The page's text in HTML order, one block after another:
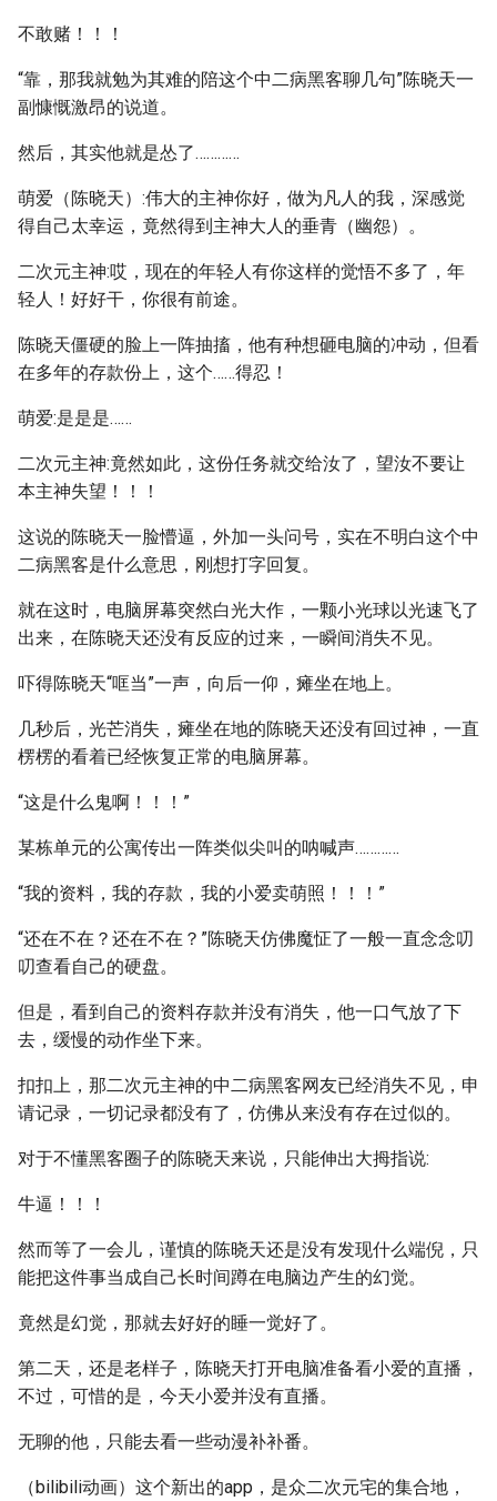
不敢赌！！！
“靠，那我就勉为其难的陪这个中二病黑客聊几句”陈晓天一
副慷慨激昂的说道。
然后，其实他就是怂了…………
萌爱（陈晓天）:伟大的主神你好，做为凡人的我，深感觉
得自己太幸运，竟然得到主神大人的垂青（幽怨）。
二次元主神:哎，现在的年轻人有你这样的觉悟不多了，年
轻人！好好干，你很有前途。
陈晓天僵硬的脸上一阵抽搐，他有种想砸电脑的冲动，但看
在多年的存款份上，这个……得忍！
萌爱:是是是……
二次元主神:竟然如此，这份任务就交给汝了，望汝不要让
本主神失望！！！
这说的陈晓天一脸懵逼，外加一头问号，实在不明白这个中
二病黑客是什么意思，刚想打字回复。
就在这时，电脑屏幕突然白光大作，一颗小光球以光速飞了
出来，在陈晓天还没有反应的过来，一瞬间消失不见。
吓得陈晓天“哐当”一声，向后一仰，瘫坐在地上。
几秒后，光芒消失，瘫坐在地的陈晓天还没有回过神，一直
楞楞的看着已经恢复正常的电脑屏幕。
“这是什么鬼啊！！！”
某栋单元的公寓传出一阵类似尖叫的呐喊声…………
“我的资料，我的存款，我的小爱卖萌照！！！”
“还在不在？还在不在？”陈晓天仿佛魔怔了一般一直念念叨
叨查看自己的硬盘。
但是，看到自己的资料存款并没有消失，他一口气放了下
去，缓慢的动作坐下来。
扣扣上，那二次元主神的中二病黑客网友已经消失不见，申
请记录，一切记录都没有了，仿佛从来没有存在过似的。
对于不懂黑客圈子的陈晓天来说，只能伸出大拇指说:
牛逼！！！
然而等了一会儿，谨慎的陈晓天还是没有发现什么端倪，只
能把这件事当成自己长时间蹲在电脑边产生的幻觉。
竟然是幻觉，那就去好好的睡一觉好了。
第二天，还是老样子，陈晓天打开电脑准备看小爱的直播，
不过，可惜的是，今天小爱并没有直播。
无聊的他，只能去看一些动漫补补番。
（bilibili动画）这个新出的app，是众二次元宅的集合地，